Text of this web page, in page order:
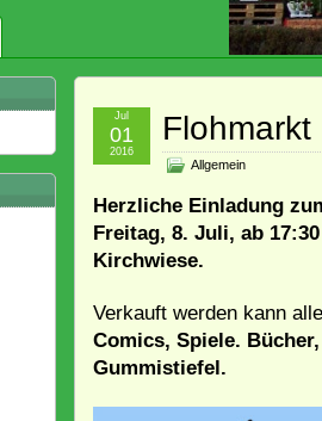
Flohmarkt
Allgemein
Jul
01
2016
Herzliche Einladung
Freitag, 8. Juli, ab
Kirchwiese.
Verkauft werden kann
Comics, Spiele.
Gummistiefel.